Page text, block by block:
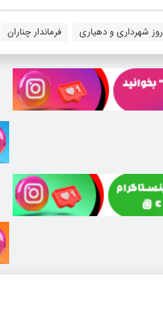
روز شهرداری و دهیاری فرماندار چناران